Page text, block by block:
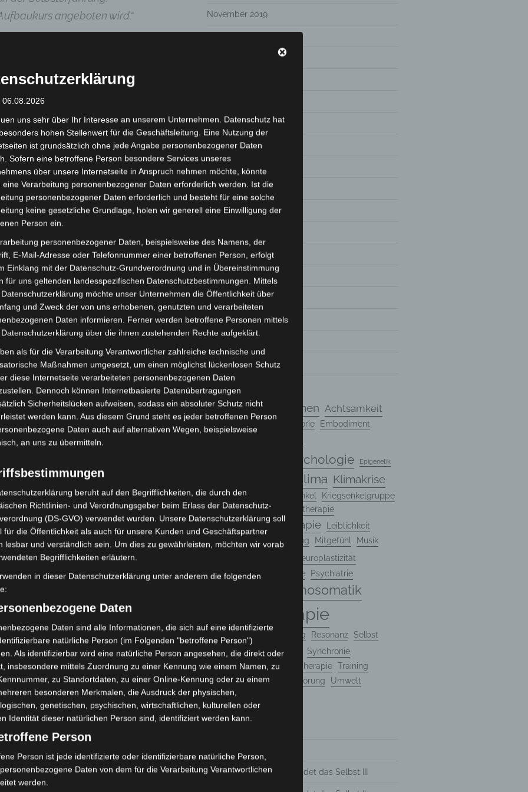
angeboten wird.“
und verbundene Art ein
theoretischen und
zentrale und gut erlernbare
sanft nähergebracht.
in der praktischen Anwendung
er uns sehr achtsam, stimmig
das Training habe ich eine gute
Interventionen
Praxis bekommen.
erweitert und
und Möglichkeiten der
Seele haben sich mir eröffnet.“
diese Feedbacks und fühle mich
anzubieten.
bedanken, für ihre
und die vielen Anregungen, die sie
den Teilnehmer*innen der Wunsch
Ich fühle mich von diesem
gut vorstellen, einen solchen Kurs
sich genügend Interessent*innen
werden, damit eine Fortsetzung ab
kann.
Schnupperworkshop für das
vermitteln, einige
Fragen beantworten. Aus
Personen teilnehmen. Bis jetzt gibt
es sind also noch sechs Plätze frei.
können Sie das Formular auf dieser
Button direkt bei der
November 2019
Mai 2019
Februar 2019
Januar 2019
Dezember 2018
Oktober 2018
Juni 2018
Mai 2018
April 2018
Februar 2018
Dezember 2017
November 2017
Abwehrmechanismen Achtsamkeit
Bindungstheorie Embodiment
Entwicklungspsychologie Epigenetik
Klima Klimakrise
Kommunikation Kriegsenkel
Kriegsenkelgruppe
Körperorientierte Psychotherapie
Körperpsychotherapie
Leiblichkeit
Meditation
Mentalisierung Mitgefühl Musik
Neuroplastizität
Phänomenologie
Psyche
Psychiatrie
Psychosomatik
Psychotherapie
Psychotherapieforschung Resonanz Selbst
Spiritualität Sprache
Synchronie
Systemische Therapie
Therapie Training
Trauma Traumafolgestörung
Umwelt
Verkörperung
Die Psychosomatik erkundet das Selbst III
06.08.2026
uns sehr über Ihr Interesse an unserem Unternehmen. Datenschutz hat
hohen Stellenwert für die Geschäftsleitung. Eine Nutzung der
ist grundsätzlich ohne jede Angabe personenbezogener Daten
Sofern eine betroffene Person besondere Services unseres
über unsere Internetseite in Anspruch nehmen möchte, könnte
eine Verarbeitung personenbezogener Daten erforderlich werden. Ist die
personenbezogener Daten erforderlich und besteht für eine solche
keine gesetzliche Grundlage, holen wir generell eine Einwilligung der
Person ein.
personenbezogener Daten, beispielsweise des Namens, der
E-Mail-Adresse oder Telefonnummer einer betroffenen Person, erfolgt
Einklang mit der Datenschutz-Grundverordnung und in Übereinstimmung
für uns geltenden landesspezifischen Datenschutzbestimmungen. Mittels
möchte unser Unternehmen die Öffentlichkeit über
und Zweck der von uns erhobenen, genutzten und verarbeiteten
Daten informieren. Ferner werden betroffene Personen mittels
über die ihnen zustehenden Rechte aufgeklärt.
als für die Verarbeitung Verantwortlicher zahlreiche technische und
Maßnahmen umgesetzt, um einen möglichst lückenlosen Schutz
diese Internetseite verarbeiteten personenbezogenen Daten
Dennoch können Internetbasierte Datenübertragungen
Sicherheitslücken aufweisen, sodass ein absoluter Schutz nicht
werden kann. Aus diesem Grund steht es jeder betroffenen Person
Daten auch auf alternativen Wegen, beispielsweise
an uns zu übermitteln.
beruht auf den Begrifflichkeiten, die durch den
Richtlinien- und Verordnungsgeber beim Erlass der Datenschutz-
(DS-GVO) verwendet wurden. Unsere Datenschutzerklärung soll
für die Öffentlichkeit als auch für unsere Kunden und Geschäftspartner
lesbar und verständlich sein. Um dies zu gewährleisten, möchten wir vorab
Begrifflichkeiten erläutern.
in dieser Datenschutzerklärung unter anderem die folgenden
Daten
Daten sind alle Informationen, die sich auf eine identifizierte
natürliche Person (im Folgenden "betroffene Person")
Als identifizierbar wird eine natürliche Person angesehen, die direkt oder
insbesondere mittels Zuordnung zu einer Kennung wie einem Namen, zu
zu Standortdaten, zu einer Online-Kennung oder zu einem
besonderen Merkmalen, die Ausdruck der physischen,
genetischen, psychischen, wirtschaftlichen, kulturellen oder
Identität dieser natürlichen Person sind, identifiziert werden kann.
Person
Person ist jede identifizierte oder identifizierbare natürliche Person,
Daten von dem für die Verarbeitung Verantwortlichen
werden.